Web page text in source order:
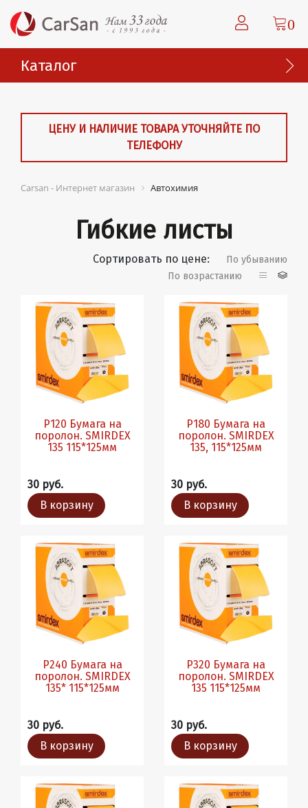
0
Каталог
ЦЕНУ И НАЛИЧИЕ ТОВАРА УТОЧНЯЙТЕ ПО
ТЕЛЕФОНУ
Carsan - Интернет магазин Автохимия
Гибкие листы
Сортировать по цене:
По убыванию
По возрастанию
P120 Бумага на
поролон. SMIRDEX
135 115*125мм
30 руб.
В корзину
P180 Бумага на
поролон. SMIRDEX
135, 115*125мм
30 руб.
В корзину
P240 Бумага на
поролон. SMIRDEX
135* 115*125мм
30 руб.
В корзину
P320 Бумага на
поролон. SMIRDEX
135 115*125мм
30 руб.
В корзину